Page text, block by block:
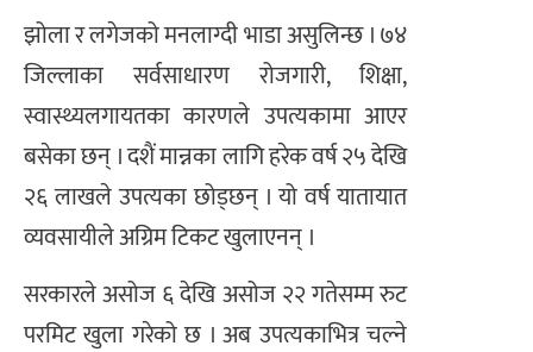
झोला र लगेजको मनलाग्दी भाडा असुलिन्छ । ७४
जिल्लाका सर्वसाधारण रोजगारी, शिक्षा,
स्वास्थ्यलगायतका कारणले उपत्यकामा आएर
बसेका छन् । दशैं मान्नका लागि हरेक वर्ष २५ देखि
२६ लाखले उपत्यका छोड्छन् । यो वर्ष यातायात
व्यवसायीले अग्रिम टिकट खुलाएनन् ।
सरकारले असोज ६ देखि असोज २२ गतेसम्म रुट
परमिट खुला गरेको छ । अब उपत्यकाभित्र चल्ने